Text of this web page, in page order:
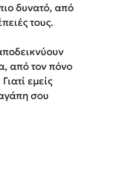
δυνατό, από
τους.
από τον πόνο
εμείς
σου